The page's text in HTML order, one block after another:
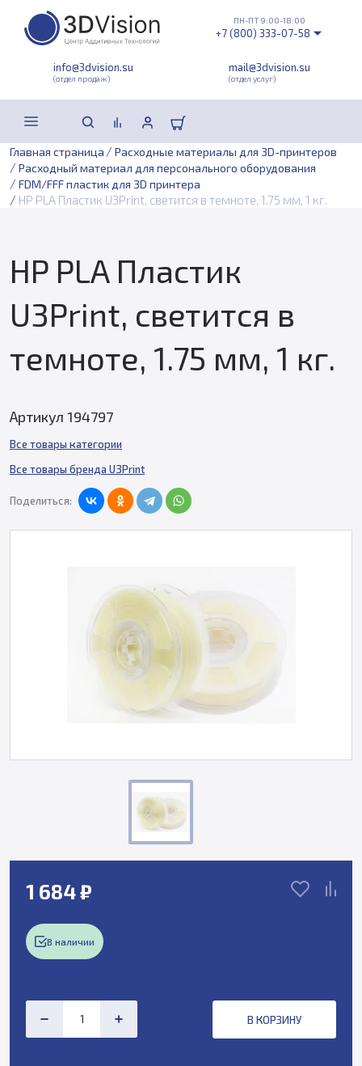
info@3dvision.su
(отдел продаж)
mail@3dvision.su
(отдел услуг)
ПН-ПТ 9:00-18:00
+7 (800) 333-07-58
Главная страница / Расходные материалы для 3D-принтеров
/ Расходный материал для персонального оборудования
/ FDM/FFF пластик для 3D принтера
/ HP PLA Пластик U3Print, светится в темноте, 1.75 мм, 1 кг.
HP PLA Пластик
U3Print, светится в
темноте, 1.75 мм, 1 кг.
Артикул 194797
Все товары категории
Все товары бренда U3Print
Поделиться:
1 684 ₽
В наличии
В КОРЗИНУ